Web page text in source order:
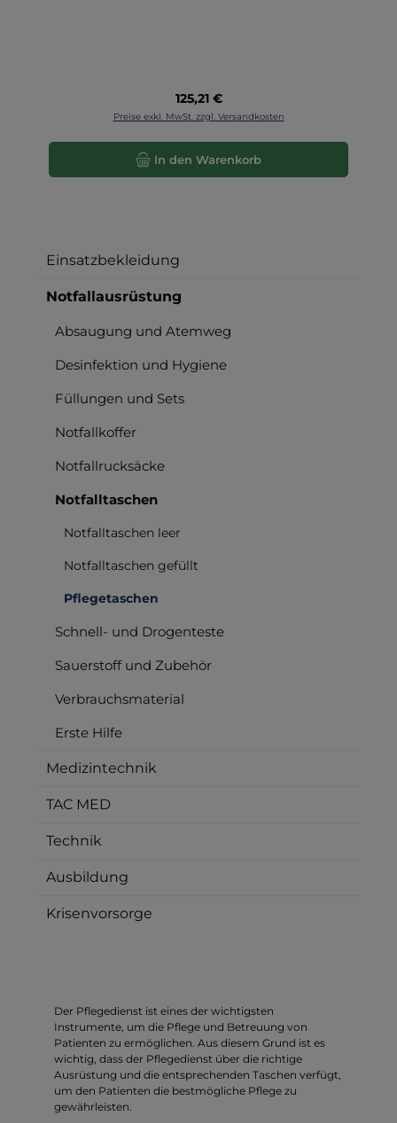
Regulärer Preis:
125,21 €
Preise exkl. MwSt. zzgl. Versandkosten
In den Warenkorb
Einsatzbekleidung
Notfallausrüstung
Absaugung und Atemweg
Desinfektion und Hygiene
Füllungen und Sets
Notfallkoffer
Notfallrucksäcke
Notfalltaschen
Notfalltaschen leer
Notfalltaschen gefüllt
Pflegetaschen
Schnell- und Drogenteste
Sauerstoff und Zubehör
Verbrauchsmaterial
Erste Hilfe
Medizintechnik
TAC MED
Technik
Ausbildung
Krisenvorsorge
Der Pflegedienst ist eines der wichtigsten
Instrumente, um die Pflege und Betreuung von
Patienten zu ermöglichen. Aus diesem Grund ist es
wichtig, dass der Pflegedienst über die richtige
Ausrüstung und die entsprechenden Taschen verfügt,
um den Patienten die bestmögliche Pflege zu
gewährleisten.